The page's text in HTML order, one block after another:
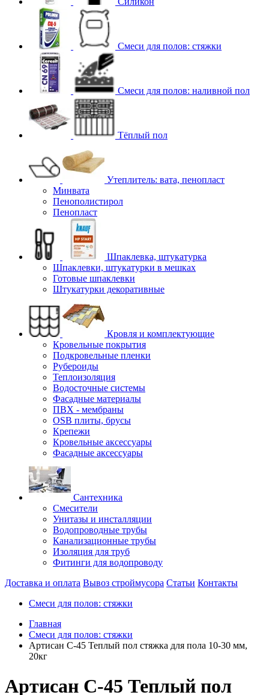
Смеси для полов: стяжки
Смеси для полов: наливной пол
Тёплый пол
Утеплитель: вата, пенопласт
Минвата
Пенополистирол
Пенопласт
Шпаклевка, штукатурка
Шпаклевки, штукатурки в мешках
Готовые шпаклевки
Штукатурки декоративные
Кровля и комплектующие
Кровельные покрытия
Подкровельные пленки
Рубероиды
Теплоизоляция
Водосточные системы
Фасадные материалы
ПВХ - мембраны
OSB плиты, брусы
Крепежи
Кровельные аксессуары
Фасадные аксессуары
Сантехника
Смесители
Унитазы и инсталляции
Водопроводные трубы
Канализационные трубы
Изоляция для труб
Фитинги для водопроводу
Доставка и оплата Вывоз строймусора Статьи Контакты
Смеси для полов: стяжки
Главная
Смеси для полов: стяжки
Артисан С-45 Теплый пол стяжка для пола 10-30 мм,
20кг
Артисан С-45 Теплый пол